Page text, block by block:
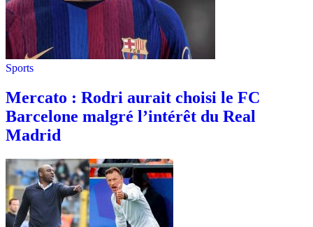
Sports
Mercato : Rodri aurait choisi le FC
Barcelone malgré l’intérêt du Real
Madrid